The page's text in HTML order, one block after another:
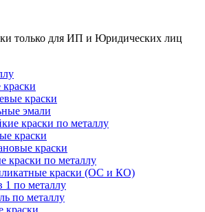
только для ИП и Юридических лиц
краски
эмали
краски по металлу
краски
краски
краски по металлу
краски (ОС и КО)
1 по металлу
по металлу
краски